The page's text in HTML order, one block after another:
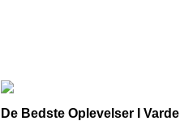
De Bedste Oplevelser I Varde